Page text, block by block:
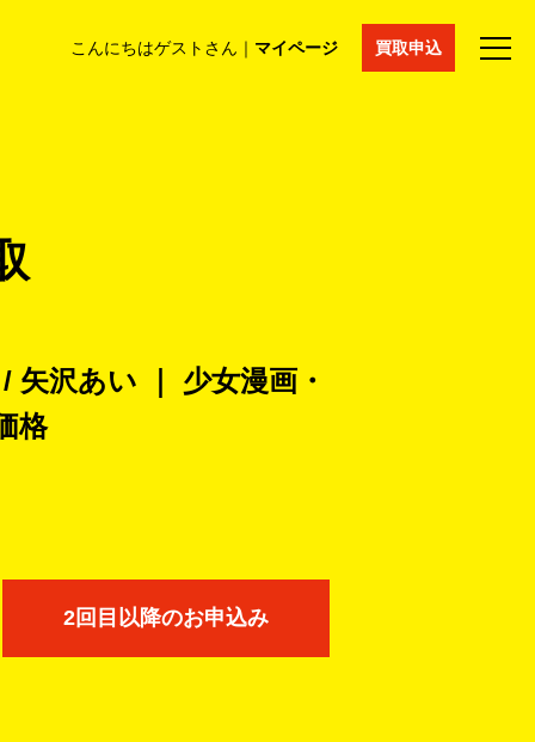
こんにちはゲストさん｜ マイページ 買取申込
コラム マイページ 採用情報 通販サイト
矢沢あい ｜ 少女漫画・
格
2回目以降のお申込み